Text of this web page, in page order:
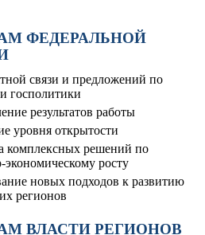
ФЕДЕРАЛЬНОЙ
связи и предложений по
госполитики
результатов работы
уровня открытости
комплексных решений по
экономическому росту
новых подходов к развитию
регионов
ВЛАСТИ РЕГИОНОВ